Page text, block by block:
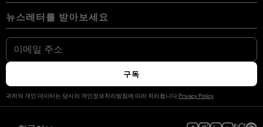
AI 가이드라인
뉴스룸
우리의 커뮤니티
Luminar 마켓플레이스로 수익을 창출하세요
최고의 무료 포토샵 대안 17가지
Fix Blurry Pictures On iPhone
How Big Is 8x10 Photo Size
사진작가를 위한 무료 Photoshop 플러그인
가로 대 세로 방향
디지털 카메라 사진을 휴대폰으로 가져오는 방법
iPhone에서 사진을 반전하는 방법
How To Change Background Color On Instagram Story
How to Convert HEIC to JPG on iPhone
사진을 폴라로이드처럼 보이게 만드는 방법
How to Combine Photos on iPhone
뉴스레터를 받아보세요
구독
귀하의 개인 데이터는 당사의 개인정보처리방침에 따라 처리됩니다Privacy Policy